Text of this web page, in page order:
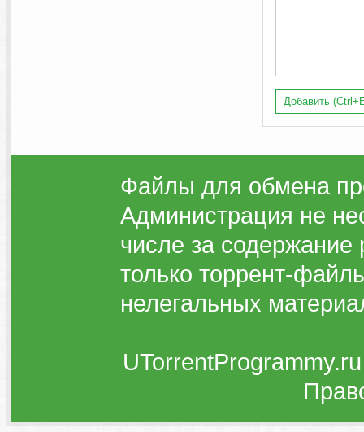
Добавить
Файлы для обмена
Администрация не
числе за
только торрент-
нелегальных
UTorrentProgrammy.ru